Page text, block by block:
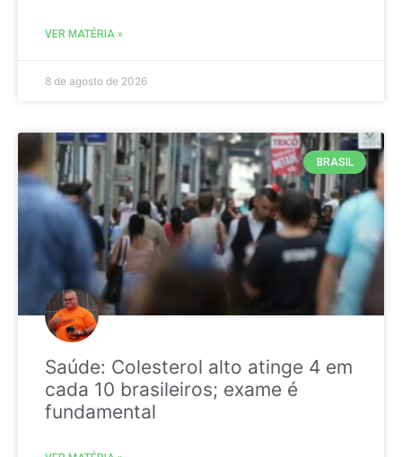
VER MATÉRIA »
8 de agosto de 2026
BRASIL
Saúde: Colesterol alto atinge 4 em
cada 10 brasileiros; exame é
fundamental